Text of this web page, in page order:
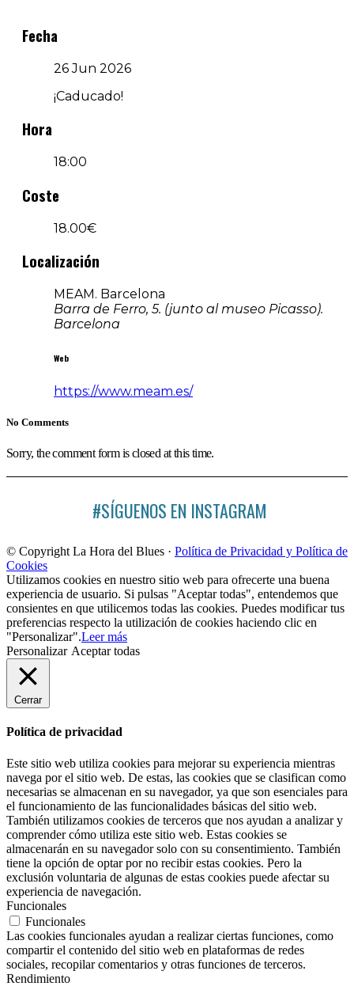
Fecha
26 Jun 2026
¡Caducado!
Hora
18:00
Coste
18.00€
Localización
MEAM. Barcelona
Barra de Ferro, 5. (junto al museo Picasso).
Barcelona
Web
https://www.meam.es/
No Comments
Sorry, the comment form is closed at this time.
#SÍGUENOS EN INSTAGRAM
© Copyright La Hora del Blues · Política de Privacidad y Política de
Cookies
Utilizamos cookies en nuestro sitio web para ofrecerte una buena
experiencia de usuario. Si pulsas "Aceptar todas", entendemos que
consientes en que utilicemos todas las cookies. Puedes modificar tus
preferencias respecto la utilización de cookies haciendo clic en
"Personalizar".Leer más
Personalizar Aceptar todas
Cerrar
Política de privacidad
Este sitio web utiliza cookies para mejorar su experiencia mientras
navega por el sitio web. De estas, las cookies que se clasifican como
necesarias se almacenan en su navegador, ya que son esenciales para
el funcionamiento de las funcionalidades básicas del sitio web.
También utilizamos cookies de terceros que nos ayudan a analizar y
comprender cómo utiliza este sitio web. Estas cookies se
almacenarán en su navegador solo con su consentimiento. También
tiene la opción de optar por no recibir estas cookies. Pero la
exclusión voluntaria de algunas de estas cookies puede afectar su
experiencia de navegación.
Funcionales
Funcionales
Las cookies funcionales ayudan a realizar ciertas funciones, como
compartir el contenido del sitio web en plataformas de redes
sociales, recopilar comentarios y otras funciones de terceros.
Rendimiento